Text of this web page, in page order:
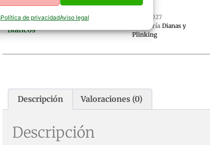
Política de privacidadAviso legal
Diana Competición Cuerda – 3
Blancos
di027
Categoría Dianas y
Plinking
Descripción Valoraciones (0)
Descripción